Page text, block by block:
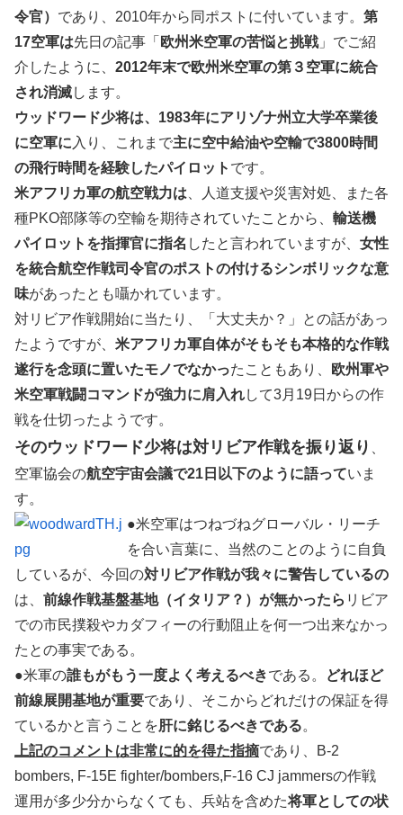
令官） であり、2010年から同ポストに付いています。 第
17空軍は先日の記事「 欧州米空軍の苦悩と挑戦」でご紹
介したように、 2012年末で欧州米空軍の第３空軍に統合
され消滅します。
ウッドワード少将は、1983年にアリゾナ州立大学卒業後
に空軍に 入り、これまで主に空中給油や空輸で3800時間
の飛行時間を経験したパイロット です。
米アフリカ軍の航空戦力は 、人道支援や災害対処、また各
種PKO部隊等の空輸を期待されていたことから、 輸送機
パイロットを指揮官に指名 したと言われていますが、 女性
を統合航空作戦司令官のポストの付けるシンボリックな意
味があったとも囁かれています。
対リビア作戦開始に当たり、「大丈夫か？」との話があっ
たようですが、 米アフリカ軍自体がそもそも本格的な作戦
遂行を念頭に置いたモノでなかったこともあり、
欧州軍や
米空軍戦闘コマンドが強力に肩入れして3月19日からの作
戦を仕切ったようです。
そのウッドワード少将は対リビア作戦を振り返り
空軍協会の航空宇宙会議で21日以下のように語っていま
す。
●米空軍はつねづねグローバル・リーチ
を合い言葉に、当然のことのように自負
しているが、今回の対リビア作戦が我々に警告しているの
は、 前線作戦基盤基地（イタリア？）が無かったら リビア
での市民撲殺やカダフィーの行動阻止を何一つ出来なかっ
たとの事実である。
●米軍の誰もがもう一度よく考えるべきである。
どれほど
前線展開基地が重要であり、そこからどれだけの保証を得
ているかと言うことを肝に銘じるべきである。
上記のコメントは非常に的を得た指摘であり、B-2
bombers, F-15E fighter/bombers,F-16 CJ jammersの作戦
運用が多少分からなくても、兵站を含めた将軍としての状